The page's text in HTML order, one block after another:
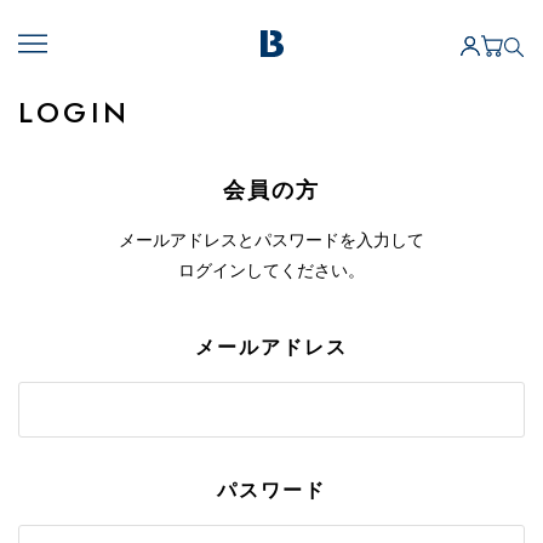
LOGIN
会員の方
メールアドレスとパスワードを入力して
ログインしてください。
メールアドレス
パスワード